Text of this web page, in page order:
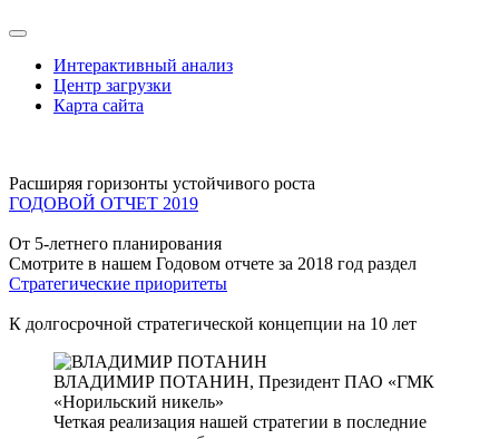
Интерактивный анализ
Центр загрузки
Карта сайта
Расширяя горизонты устойчивого роста
ГОДОВОЙ ОТЧЕТ 2019
От 5-летнего планирования
Смотрите в нашем Годовом отчете за 2018 год раздел
Стратегические приоритеты
К долгосрочной стратегической концепции на 10 лет
ВЛАДИМИР ПОТАНИН, Президент ПАО «ГМК
«Норильский никель»
Четкая реализация нашей стратегии в последние